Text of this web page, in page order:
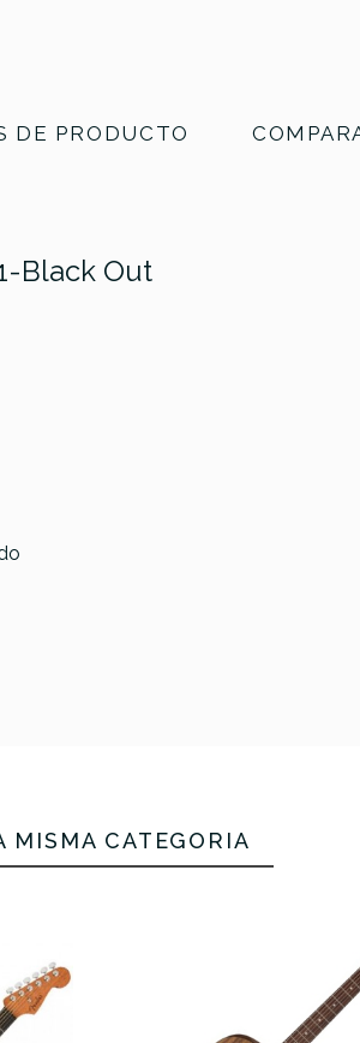
DE PRODUCTO
Black Out
Ibanez AEG50-BAM
MISMA CATEGORÍA